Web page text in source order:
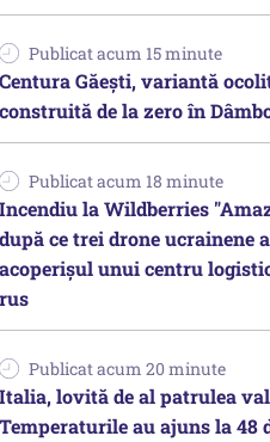
Publicat acum 15 minute
Centura Găești, variantă
construită de la zero în
Publicat acum 18 minute
Incendiu la Wildberries
după ce trei drone ucrainene
acoperişul unui centru
rus
Publicat acum 20 minute
Italia, lovită de al patrulea
Temperaturile au ajuns la 48